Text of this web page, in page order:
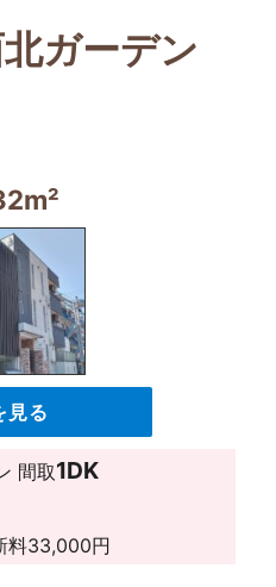
北ガーデン
見る
間取1DK
料33,000円